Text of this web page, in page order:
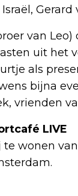
van
uit het
als
bijna
vrienden
LIVE
wonen